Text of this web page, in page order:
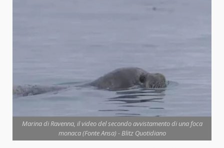
Marina di Ravenna, il video del secondo avvistamento di una foca
monaca (Fonte Ansa) - Blitz Quotidiano